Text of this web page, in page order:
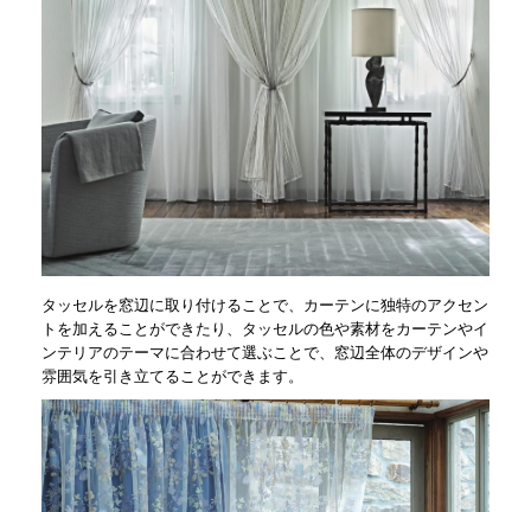
タッセルを窓辺に取り付けることで、カーテンに独特のアクセン
トを加えることができたり、タッセルの色や素材をカーテンやイ
ンテリアのテーマに合わせて選ぶことで、窓辺全体のデザインや
雰囲気を引き立てることができます。